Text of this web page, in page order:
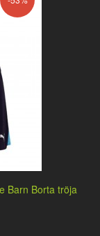
Barn Borta tröja